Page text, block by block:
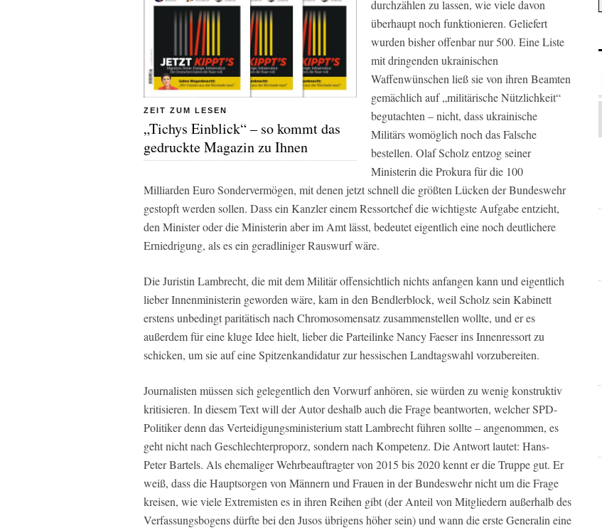
ZEIT ZUM LESEN
„Tichys Einblick“ – so kommt das
gedruckte Magazin zu Ihnen
durchzählen zu lassen, wie viele davon
überhaupt noch funktionieren. Geliefert
wurden bisher offenbar nur 500. Eine Liste
mit dringenden ukrainischen
Waffenwünschen ließ sie von ihren Beamten
gemächlich auf „militärische Nützlichkeit“
begutachten – nicht, dass ukrainische
Militärs womöglich noch das Falsche
bestellen. Olaf Scholz entzog seiner
Ministerin die Prokura für die 100
Milliarden Euro Sondervermögen, mit denen jetzt schnell die größten Lücken der Bundeswehr
gestopft werden sollen. Dass ein Kanzler einem Ressortchef die wichtigste Aufgabe entzieht,
den Minister oder die Ministerin aber im Amt lässt, bedeutet eigentlich eine noch deutlichere
Erniedrigung, als es ein geradliniger Rauswurf wäre.
Die Juristin Lambrecht, die mit dem Militär offensichtlich nichts anfangen kann und eigentlich
lieber Innenministerin geworden wäre, kam in den Bendlerblock, weil Scholz sein Kabinett
erstens unbedingt paritätisch nach Chromosomensatz zusammenstellen wollte, und er es
außerdem für eine kluge Idee hielt, lieber die Parteilinke Nancy Faeser ins Innenressort zu
schicken, um sie auf eine Spitzenkandidatur zur hessischen Landtagswahl vorzubereiten.
Journalisten müssen sich gelegentlich den Vorwurf anhören, sie würden zu wenig konstruktiv
kritisieren. In diesem Text will der Autor deshalb auch die Frage beantworten, welcher SPD-
Politiker denn das Verteidigungsministerium statt Lambrecht führen sollte – angenommen, es
geht nicht nach Geschlechterproporz, sondern nach Kompetenz. Die Antwort lautet: Hans-
Peter Bartels. Als ehemaliger Wehrbeauftragter von 2015 bis 2020 kennt er die Truppe gut. Er
weiß, dass die Hauptsorgen von Männern und Frauen in der Bundeswehr nicht um die Frage
kreisen, wie viele Extremisten es in ihren Reihen gibt (der Anteil von Mitgliedern außerhalb des
Verfassungsbogens dürfte bei den Jusos übrigens höher sein) und wann die erste Generalin eine